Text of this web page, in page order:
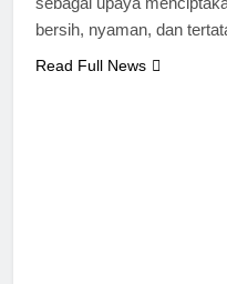
bersih, nyaman, dan
Read Full News